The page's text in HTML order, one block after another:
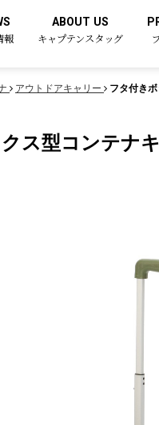
報
ABOUT US
キャプテンスタッグ
アウトドアキャリー フタ付き
ス型コンテナ